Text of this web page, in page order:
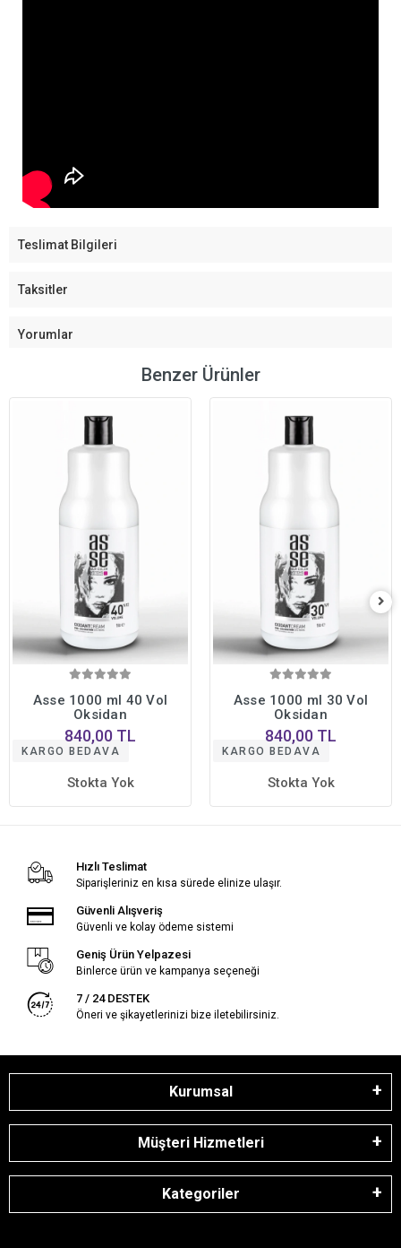
Teslimat Bilgileri
Taksitler
Yorumlar
Benzer Ürünler
Asse 1000 ml 40 Vol
Oksidan
840,00 TL
KARGO BEDAVA
Stokta Yok
Asse 1000 ml 30 Vol
Oksidan
840,00 TL
KARGO BEDAVA
Stokta Yok
Hızlı Teslimat
Siparişleriniz en kısa sürede elinize ulaşır.
Güvenli Alışveriş
Güvenli ve kolay ödeme sistemi
Geniş Ürün Yelpazesi
Binlerce ürün ve kampanya seçeneği
7 / 24 DESTEK
Öneri ve şikayetlerinizi bize iletebilirsiniz.
Kurumsal
Müşteri Hizmetleri
Kategoriler